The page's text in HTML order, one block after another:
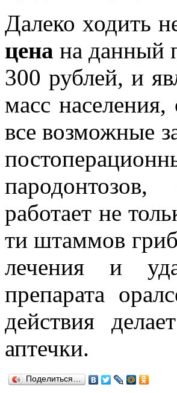
Далеко ходить
цена на данный
300 рублей, и
масс населения,
все возможные
работает не
ти штаммов
лечения и
препарата
действия
аптечки.
Поделиться…